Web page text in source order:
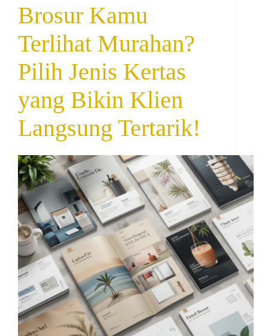
Brosur Kamu
Terlihat Murahan?
Pilih Jenis Kertas
yang Bikin Klien
Langsung Tertarik!